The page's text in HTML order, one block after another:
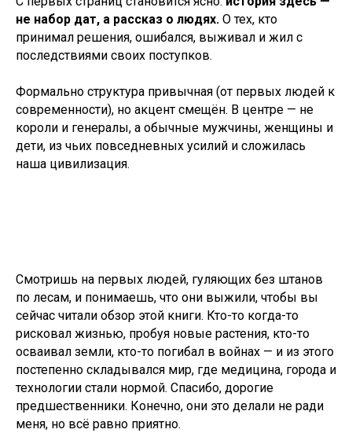
не набор дат, а рассказ о людях. О тех, кто
принимал решения, ошибался, выживал и жил с
последствиями своих поступков.
Формально структура привычная (от первых людей к
современности), но акцент смещён. В центре — не
короли и генералы, а обычные мужчины, женщины и
дети, из чьих повседневных усилий и сложилась
наша цивилизация.
Смотришь на первых людей, гуляющих без штанов
по лесам, и понимаешь, что они выжили, чтобы вы
сейчас читали обзор этой книги. Кто-то когда-то
рисковал жизнью, пробуя новые растения, кто-то
осваивал земли, кто-то погибал в войнах — и из этого
постепенно складывался мир, где медицина, города и
технологии стали нормой. Спасибо, дорогие
предшественники. Конечно, они это делали не ради
меня, но всё равно приятно.